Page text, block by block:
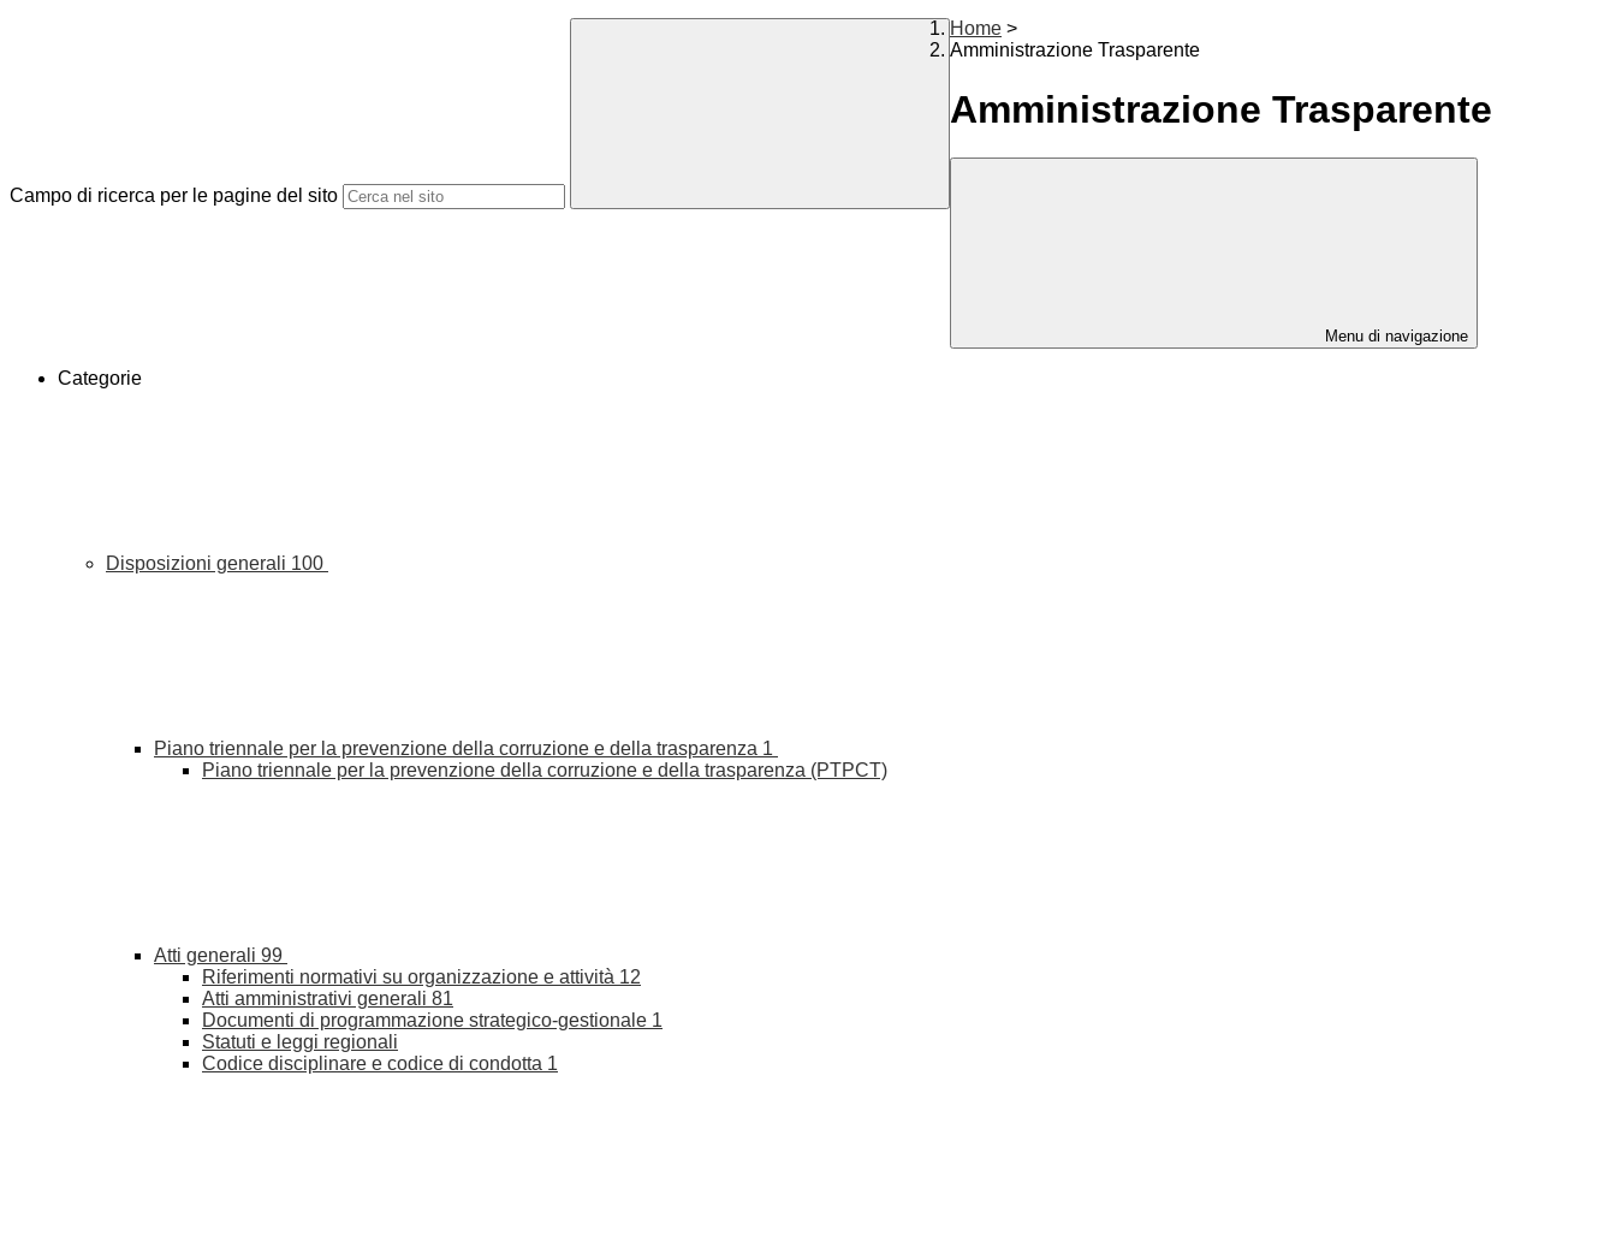
Campo di ricerca per le pagine del sito
Home >
Amministrazione Trasparente
Amministrazione Trasparente
Menu di navigazione
Categorie
Disposizioni generali 100
Piano triennale per la prevenzione della corruzione e della trasparenza 1
Piano triennale per la prevenzione della corruzione e della trasparenza (PTPCT)
Atti generali 99
Riferimenti normativi su organizzazione e attività 12
Atti amministrativi generali 81
Documenti di programmazione strategico-gestionale 1
Statuti e leggi regionali
Codice disciplinare e codice di condotta 1